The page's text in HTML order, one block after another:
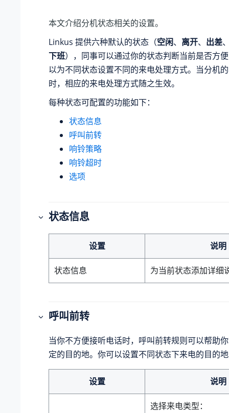
本文介绍分机状态相关的设置。
Linkus 提供六种默认的状态（空闲、 离开、 出差
下班），同事可以通过你的状态判断当前是否方
以为不同状态设置不同的来电处理方式。当分机
时，相应的来电处理方式随之生效。
每种状态可配置的功能如下：
状态信息
呼叫前转
响铃策略
响铃超时
选项
状态信息
设置 说明
状态信息 为当前状态添加详细
呼叫前转
当你不方便接听电话时，呼叫前转规则可以帮助
定的目的地。你可以设置不同状态下来电的目的
设置 说明
选择来电类型：